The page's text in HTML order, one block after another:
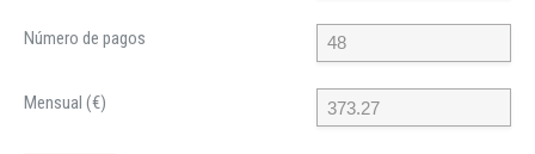
Número de pagos
Mensual (€)